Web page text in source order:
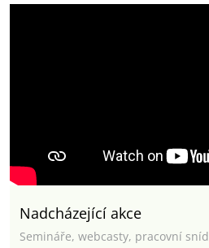
Nadcházející akce
Semináře, webcasty, pracovní